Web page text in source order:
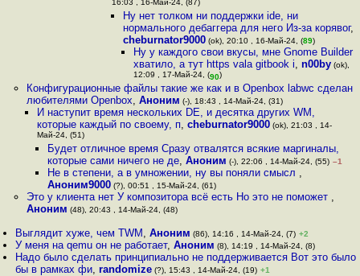
16:03 , 16-Май-24, (87)
Ну нет толком ни поддержки ide, ни
нормального дебаггера для него Из-за корявог,
cheburnator9000(ok), 20:10 , 16-Май-24, (89)
Ну у каждого свои вкусы, мне Gnome Builder
хватило, а тут https vala gitbook i, n00by(ok),
12:09 , 17-Май-24, (90)
Конфигурационные файлы такие же как и в Openbox labwc сделан
любителями Openbox, Аноним (-), 18:43 , 14-Май-24, (31)
И наступит время нескольких DE, и десятка других WM,
которые каждый по своему, п, cheburnator9000(ok), 21:03 , 14-
Май-24, (51)
Будет отличное время Сразу отвалятся всякие маргиналы,
которые сами ничего не де,Аноним (-), 22:06 , 14-Май-24, (55) –1
Не в степени, а в умножении, ну вы поняли смысл ,
Аноним9000 (?), 00:51 , 15-Май-24, (61)
Это у клиента нет У композитора всё есть Но это не поможет ,
Аноним (48), 20:43 , 14-Май-24, (48)
Выглядит хуже, чем TWM ,Аноним (86), 14:16 , 14-Май-24, (7) +2
У меня на qemu он не работает,Аноним (8), 14:19 , 14-Май-24, (8)
Надо было сделать принципиально не поддерживается Вот это было
бы в рамках фи,randomize (?), 15:43 , 14-Май-24, (19) +1